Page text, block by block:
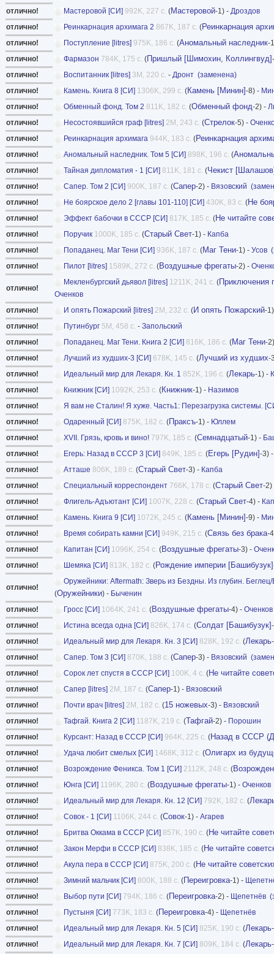
отлично!
Мастеровой [СИ] 992K, 227 с. (Мастеровой-1) - Дроздов
отлично!
Реинкарнация архимага 2 867K, 187 с. (Реинкарнация
отлично! Поступление [litres] 975K, 186 с. (Аномальный наследник-
отлично!
Фармазон 784K, 175 с. (Пришлый [Шимохин, Коллингвуд]
отлично!
Воспитанник [litres] 3M, 220 с. - Дронт (заменена)
отлично!
Камень. Книга 8 [СИ] 1306K, 299 с. (Камень [Минин]-8) -
отлично!
Обменный фонд. Том 2 811K, 182 с. (Обменный фонд-2) -
отлично!
Несостоявшийся граф [litres] 2M, 243 с. (Стрелок-5) -
отлично!
Реинкарнация архимага 944K, 183 с. (Реинкарнация
отлично! Аномальный наследник. Том 5 [СИ] 898K, 196 с. (
отлично! Тайная дипломатия - 1 [СИ] 811K, 181 с. (Чекист
отлично! Сапер. Том 2 [СИ] 900K, 187 с. (Сапер-2) - Вязовский
отлично!
Не боярское дело 2 [главы 101-110] [СИ] 430K, 83 с. (Не
отлично! Эффект бабочки в СССР [СИ] 817K, 185 с. (Не читайте
отлично! Поручик 1000K, 185 с. (Старый Свет-1) - Капба
отлично!
Попаданец. Маг Тени [СИ] 936K, 187 с. (Маг Тени-1) - Усов
отлично!
Пилот [litres] 1589K, 272 с. (Воздушные фрегаты-2) -
отлично!
Мекленбургский дьявол [litres] 1211K, 241 с. (Приключения
Оченков
отлично!
И опять Пожарский [litres] 2M, 232 с. (И опять Пожарский-
отлично!
Путинбург 5M, 458 с. - Запольский
отлично!
Попаданец. Маг Тени. Книга 2 [СИ] 816K, 186 с. (Маг Тени-
отлично!
Лучший из худших-3 [СИ] 678K, 145 с. (Лучший из худших-
отлично!
Идеальный мир для Лекаря. Кн. 1 852K, 196 с. (Лекарь-1) -
отлично!
Книжник [СИ] 1092K, 253 с. (Книжник-1) - Назимов
отлично!
Я вам не Сталин! Я хуже. Часть1: Перезагрузка системы.
отлично!
Одаренный [СИ] 875K, 182 с. (Праксъ-1) - Юллем
отлично!
XVII. Грязь, кровь и вино! 797K, 185 с. (Семнадцатый-1) -
отлично!
Егерь: Назад в СССР 3 [СИ] 849K, 185 с. (Егерь [Рудин]-3)
отлично!
Атташе 806K, 189 с. (Старый Свет-3) - Капба
отлично!
Специальный корреспондент 766K, 178 с. (Старый Свет-
отлично!
Флигель-Адъютант [СИ] 1007K, 228 с. (Старый Свет-4) -
отлично!
Камень. Книга 9 [СИ] 1072K, 245 с. (Камень [Минин]-9) -
отлично!
Время собирать камни [СИ] 949K, 215 с. (Связь без брака-
отлично!
Капитан [СИ] 1096K, 254 с. (Воздушные фрегаты-3) -
отлично!
Шемяка [СИ] 813K, 182 с. (Рождение империи [Башибузук]
отлично!
Оружейники: Aftermath: Зверь из Бездны. Из глубин.
(Оружейники) - Быченин
отлично!
Гросс [СИ] 1064K, 241 с. (Воздушные фрегаты-4) - Оченков
отлично!
Истина всегда одна [СИ] 826K, 174 с. (Солдат [Башибузук]
отлично!
Идеальный мир для Лекаря. Кн. 3 [СИ] 828K, 192 с. (Лекарь
отлично!
Сапер. Том 3 [СИ] 870K, 188 с. (Сапер-3) - Вязовский
отлично!
Сорок лет спустя в СССР [СИ] 100K, 4 с. (Не читайте
отлично! Сапер [litres] 2M, 187 с. (Сапер-1) - Вязовский
отлично!
Почти врач [litres] 2M, 182 с. (15 ножевых-3) - Вязовский
отлично!
Тафгай. Книга 2 [СИ] 1187K, 219 с. (Тафгай-2) - Порошин
отлично!
Курсант: Назад в СССР [СИ] 964K, 225 с. (Назад в СССР
отлично! Удача любит смелых [СИ] 1468K, 312 с. (Олигарх из
отлично! Возрождение Феникса. Том 1 [СИ] 2112K, 248 с. (
отлично! Юнга [СИ] 1196K, 280 с. (Воздушные фрегаты-1) - Оченков
отлично!
Идеальный мир для Лекаря. Кн. 12 [СИ] 792K, 182 с. (
отлично! Совок - 1 [СИ] 1106K, 244 с. (Совок-1) - Агарев
отлично!
Бритва Оккама в СССР [СИ] 857K, 190 с. (Не читайте
отлично! Закон Мерфи в СССР [СИ] 838K, 185 с. (Не читайте
отлично! Акула пера в СССР [СИ] 875K, 200 с. (Не читайте
отлично! Зимний мальчик [СИ] 800K, 188 с. (Переигровка-1) -
отлично!
Выбор пути [СИ] 794K, 186 с. (Переигровка-2) - Щепетнёв
отлично!
Пустыня [СИ] 773K, 183 с. (Переигровка-4) - Щепетнёв
отлично!
Идеальный мир для Лекаря. Кн. 5 [СИ] 825K, 190 с. (Лекарь
отлично!
Идеальный мир для Лекаря. Кн. 7 [СИ] 809K, 184 с. (Лекарь